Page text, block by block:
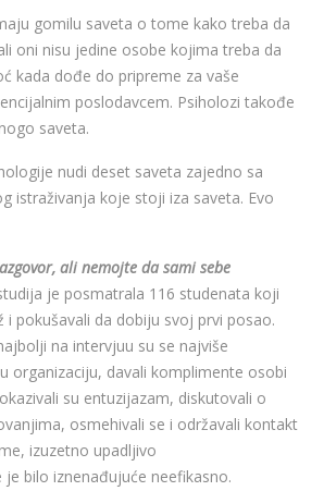
gomilu saveta o tome kako treba da
oni nisu jedine osobe kojima treba da
kada dođe do pripreme za vaše
poslodavcem. Psiholozi takođe
saveta.
nudi deset saveta zajedno sa
istraživanja koje stoji iza saveta. Evo
ali nemojte da sami sebe
je posmatrala 116 studenata koji
i pokušavali da dobiju svoj prvi posao.
na intervjuu su se najviše
organizaciju, davali komplimente osobi
su entuzijazam, diskutovali o
osmehivali se i održavali kontakt
izuzetno upadljivo
bilo iznenađujuće neefikasno.